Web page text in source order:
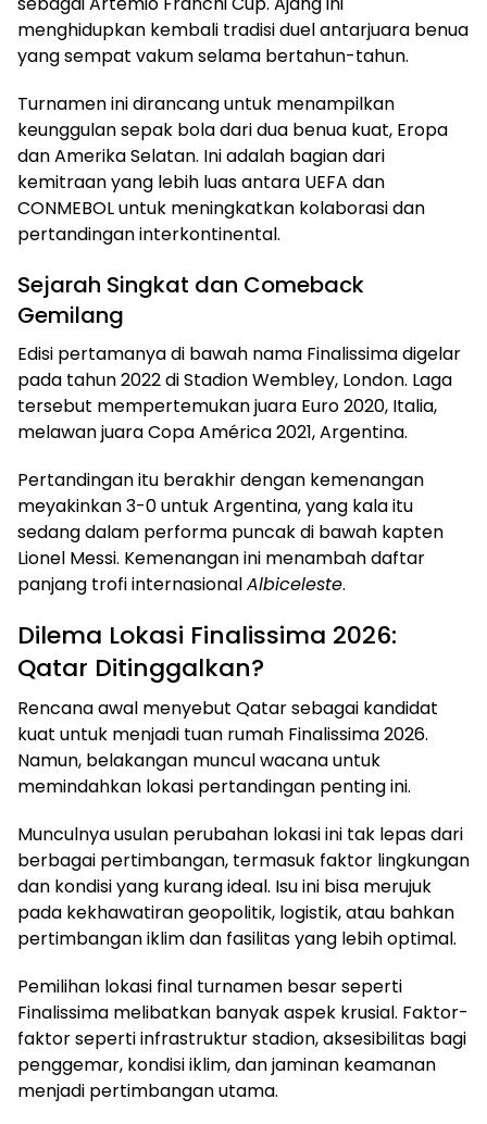
menghidupkan kembali tradisi duel antarjuara benua
yang sempat vakum selama bertahun-tahun.
Turnamen ini dirancang untuk menampilkan
keunggulan sepak bola dari dua benua kuat, Eropa
dan Amerika Selatan. Ini adalah bagian dari
kemitraan yang lebih luas antara UEFA dan
CONMEBOL untuk meningkatkan kolaborasi dan
pertandingan interkontinental.
Sejarah Singkat dan Comeback
Gemilang
Edisi pertamanya di bawah nama Finalissima digelar
pada tahun 2022 di Stadion Wembley, London. Laga
tersebut mempertemukan juara Euro 2020, Italia,
melawan juara Copa América 2021, Argentina.
Pertandingan itu berakhir dengan kemenangan
meyakinkan 3-0 untuk Argentina, yang kala itu
sedang dalam performa puncak di bawah kapten
Lionel Messi. Kemenangan ini menambah daftar
panjang trofi internasionalAlbiceleste.
Dilema Lokasi Finalissima 2026:
Qatar Ditinggalkan?
Rencana awal menyebut Qatar sebagai kandidat
kuat untuk menjadi tuan rumah Finalissima 2026.
Namun, belakangan muncul wacana untuk
memindahkan lokasi pertandingan penting ini.
Munculnya usulan perubahan lokasi ini tak lepas dari
berbagai pertimbangan, termasuk faktor lingkungan
dan kondisi yang kurang ideal. Isu ini bisa merujuk
pada kekhawatiran geopolitik, logistik, atau bahkan
pertimbangan iklim dan fasilitas yang lebih optimal.
Pemilihan lokasi final turnamen besar seperti
Finalissima melibatkan banyak aspek krusial. Faktor-
faktor seperti infrastruktur stadion, aksesibilitas bagi
penggemar, kondisi iklim, dan jaminan keamanan
menjadi pertimbangan utama.